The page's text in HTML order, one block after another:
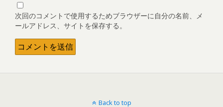
次回のコメントで使用するためブラウザーに自分の名前、メ
ールアドレス、サイトを保存する。
Back to top